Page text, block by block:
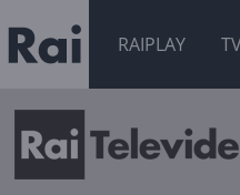
RAIPLAY